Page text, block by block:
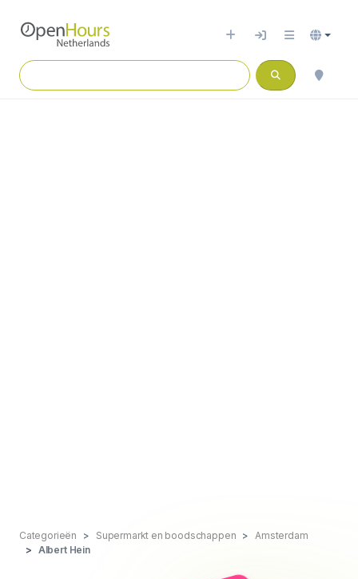
Categorieën Supermarkt en boodschappen
Amsterdam
Albert Hein